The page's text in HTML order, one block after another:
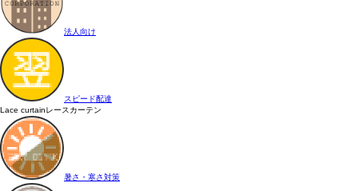
法人向け
スピード配達
Lace curtainレースカーテン
暑さ・寒さ対策